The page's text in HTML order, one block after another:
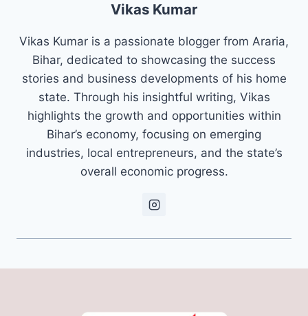
Vikas Kumar
Vikas Kumar is a passionate blogger from Araria,
Bihar, dedicated to showcasing the success
stories and business developments of his home
state. Through his insightful writing, Vikas
highlights the growth and opportunities within
Bihar’s economy, focusing on emerging
industries, local entrepreneurs, and the state’s
overall economic progress.